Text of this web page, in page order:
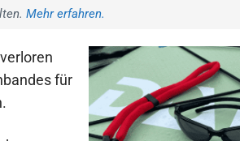
Mehr erfahren.
für